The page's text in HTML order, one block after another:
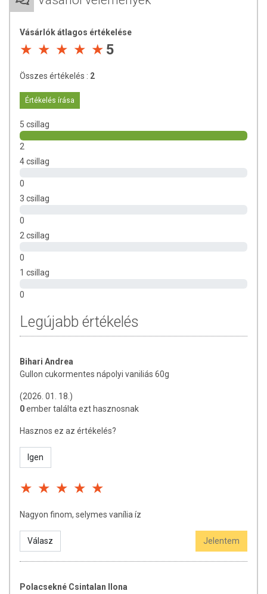
Vásárlók átlagos értékelése
5
Összes értékelés : 2
Értékelés írása
5 csillag
2
4 csillag
0
3 csillag
0
2 csillag
0
1 csillag
0
Legújabb értékelés
Bihari Andrea
Gullon cukormentes nápolyi vaniliás 60g
(2026. 01. 18.)
0ember találta ezt hasznosnak
Hasznos ez az értékelés?
Igen
Nagyon finom, selymes vanília íz
Válasz Jelentem
Polacsekné Csintalan Ilona